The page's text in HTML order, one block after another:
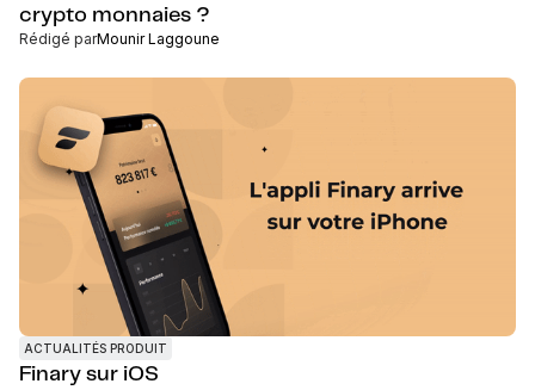
crypto monnaies ?
Rédigé parMounir Laggoune
ACTUALITÉS PRODUIT
Finary sur iOS